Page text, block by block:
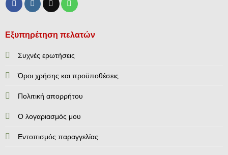
Εξυπηρέτηση πελατών
Συχνές ερωτήσεις
Όροι χρήσης και προϋποθέσεις
Πολιτική απορρήτου
Ο λογαριασμός μου
Εντοπισμός παραγγελίας